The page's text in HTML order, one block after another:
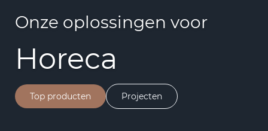
Onze oplossingen voor
Horeca
Top producten Projecten